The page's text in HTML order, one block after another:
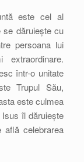
este cel al
se dăruiește cu
persoana lui
într-o unitate
Trupul Său,
este culmea
îl dăruiește
află celebrarea